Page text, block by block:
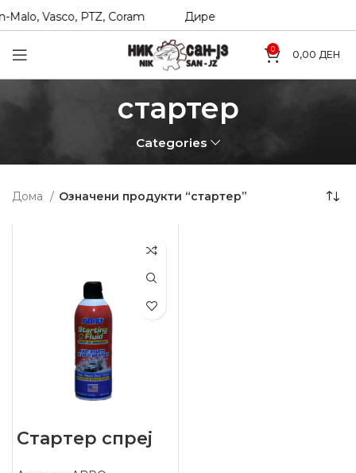
Vasco, PTZ, Coram Директни увозници на Hexol,
0 0,00 ДЕН
стартер
Categories
Дома Означени продукти “стартер”
Стартер спреј